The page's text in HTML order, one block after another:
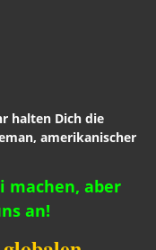
halten Dich die
amerikanischer
machen, aber
an!